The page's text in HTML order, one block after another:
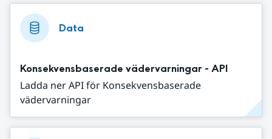
Data
Konsekvensbaserade vädervarningar - API
Ladda ner API för Konsekvensbaserade
vädervarningar